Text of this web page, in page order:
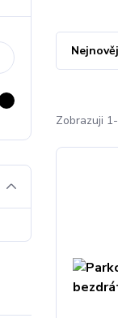
Zobrazuji